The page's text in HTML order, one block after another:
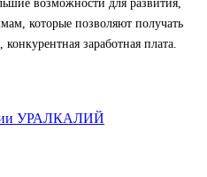
возможности для развития,
которые позволяют получать
заработная плата.
УРАЛКАЛИЙ